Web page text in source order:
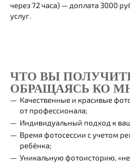
через 72 часа) — доплата 3000
услуг.
ЧТО ВЫ
ОБРАЩАЯСЬ КО
Качественные и красивые
от профессионала;
Индивидуальный подход к
Время фотосессии с учетом
ребёнка;
Уникальную фотоисторию, «не